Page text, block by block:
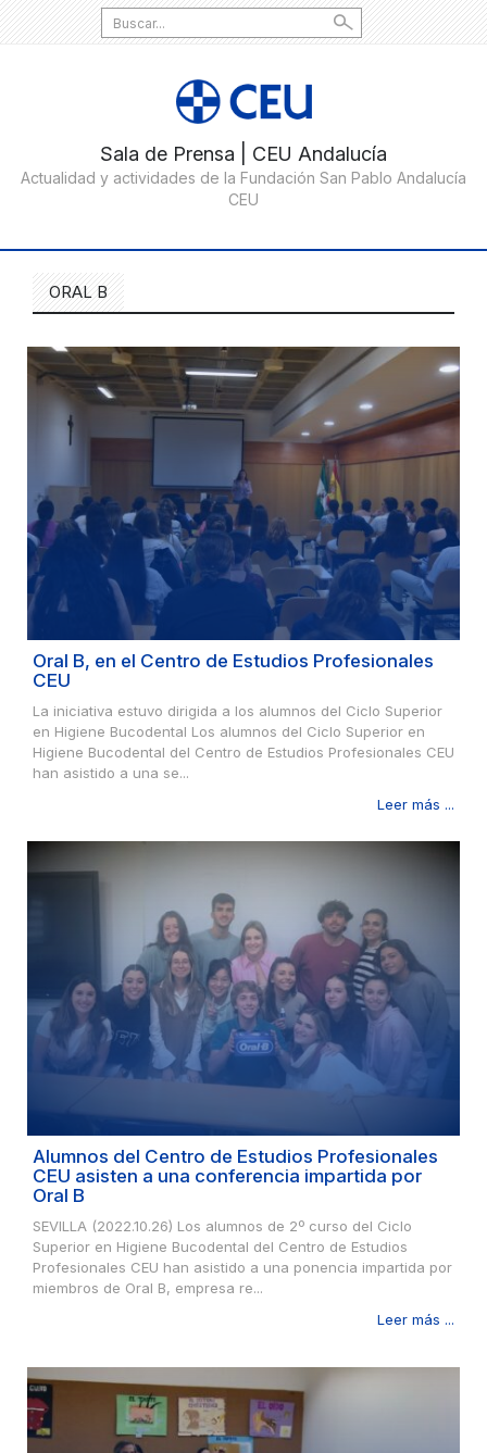
Search
for:
ORAL B
Oral B, en el Centro de Estudios Profesionales
CEU
La iniciativa estuvo dirigida a los alumnos del Ciclo Superior
en Higiene Bucodental Los alumnos del Ciclo Superior en
Higiene Bucodental del Centro de Estudios Profesionales CEU
han asistido a una se...
Leer más ...
Alumnos del Centro de Estudios Profesionales
CEU asisten a una conferencia impartida por
Oral B
SEVILLA (2022.10.26) Los alumnos de 2º curso del Ciclo
Superior en Higiene Bucodental del Centro de Estudios
Profesionales CEU han asistido a una ponencia impartida por
miembros de Oral B, empresa re...
Leer más ...